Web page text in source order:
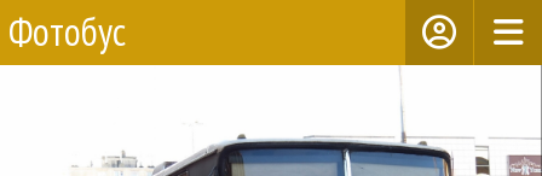
Фотобус